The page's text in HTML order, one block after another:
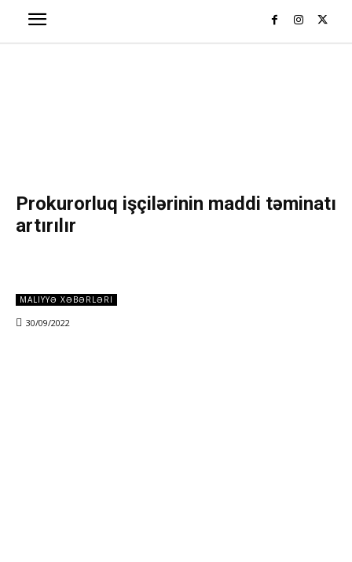
Prokurorluq işçilərinin maddi təminatı
artırılır
MALIYYƏ XƏBƏRLƏRI
30/09/2022